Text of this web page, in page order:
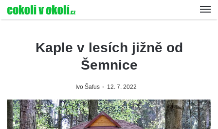
Kaple v lesích jižně od
Šemnice
Ivo Šafus 12. 7. 2022